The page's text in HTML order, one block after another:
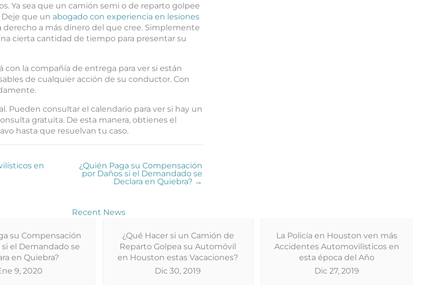
Ya sea que un camión semi o de reparto golpee
que un abogado con experiencia en lesiones
derecho a más dinero del que cree. Simplemente
cierta cantidad de tiempo para presentar su
la compañía de entrega para ver si están
de cualquier acción de su conductor. Con
Pueden consultar el calendario para ver si hay un
gratuita. De esta manera, obtienes el
hasta que resuelvan tu caso.
en
¿Quién Paga su Compensación
por Daños si el Demandado se
Declara en Quiebra? →
Recent News
su Compensación
el Demandado se
en Quiebra?
9, 2020
¿Qué Hacer si un Camión de
Reparto Golpea su Automóvil
en Houston estas Vacaciones?
Dic 30, 2019
La Policía en Houston ven más
Accidentes Automovilísticos en
esta época del Año
Dic 27, 2019